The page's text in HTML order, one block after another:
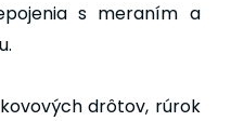
s meraním a
drôtov, rúrok